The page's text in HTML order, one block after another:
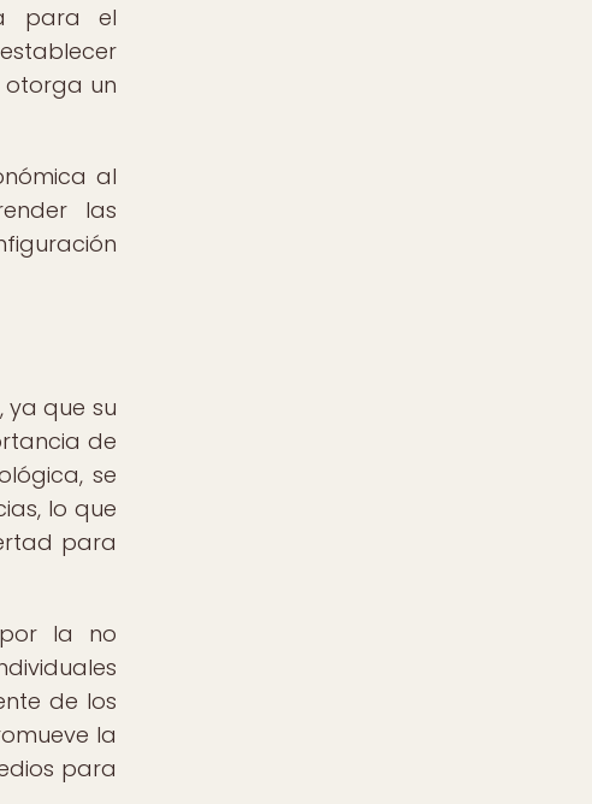
para el
otorga un
al
las
ya que su
de
se
lo que
para
la no
de los
la
para